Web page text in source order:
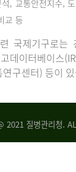
, 교통안전지수,
교 등
국제기구로는
고데이터베이
구센터) 등이
2021 질병관리청.